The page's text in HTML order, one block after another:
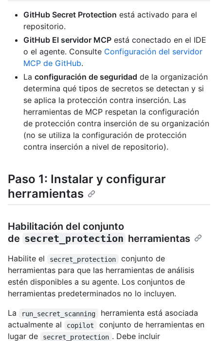
GitHub Secret Protection está activado para el
repositorio.
GitHub El servidor MCP está conectado en el IDE
o el agente. Consulte Configuración del servidor
MCP de GitHub.
La configuración de seguridad de la organización
determina qué tipos de secretos se detectan y si
se aplica la protección contra inserción. Las
herramientas de MCP respetan la configuración
de protección contra inserción de su organización
(no se utiliza la configuración de protección
contra inserción a nivel de repositorio).
Paso 1: Instalar y configurar
herramientas
Habilitación del conjunto
de secret_protection herramientas
Habilite el secret_protection
conjunto de
herramientas para que las herramientas de análisis
estén disponibles a su agente. Los conjuntos de
herramientas predeterminados no lo incluyen.
La
run_secret_scanning
herramienta está asociada
actualmente al
copilot
conjunto de herramientas en
lugar de
secret_protection . Debe incluir